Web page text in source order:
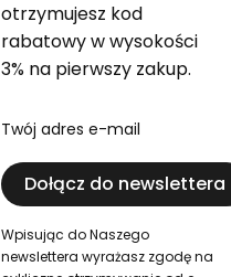
otrzymujesz kod
rabatowy w wysokości
3% na pierwszy zakup.
Twój adres e-mail
Dołącz do newslettera
Wpisując do Naszego
newslettera wyrażasz zgodę na